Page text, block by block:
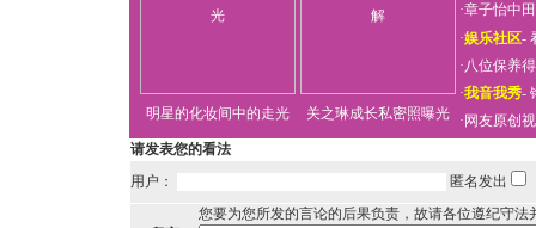
明星的化妆间中的走光 关之琳成长私密照曝光
·章子怡中
·娱乐社区-
·八位保养
·我音我秀-
· 网友原创
请发表您的看法
用户：
匿名发出
您要为您所发的言论的后果负责，故请各位遵纪守法